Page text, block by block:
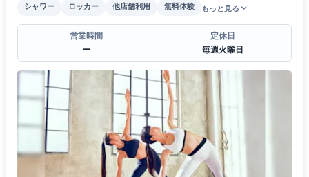
シャワー
ロッカー 他店舗利用 無料体験 もっと見る
営業時間
ー
定休日
毎週火曜日